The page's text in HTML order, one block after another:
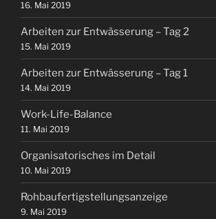
16. Mai 2019
Arbeiten zur Entwässerung – Tag 2
15. Mai 2019
Arbeiten zur Entwässerung – Tag 1
14. Mai 2019
Work-Life-Balance
11. Mai 2019
Organisatorisches im Detail
10. Mai 2019
Rohbaufertigstellungsanzeige
9. Mai 2019